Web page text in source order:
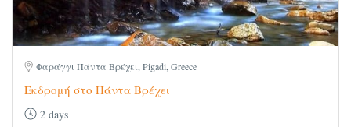
Φαράγγι Πάντα Βρέχει, Pigadi, Greece
Εκδρομή στο Πάντα Βρέχει
2 days